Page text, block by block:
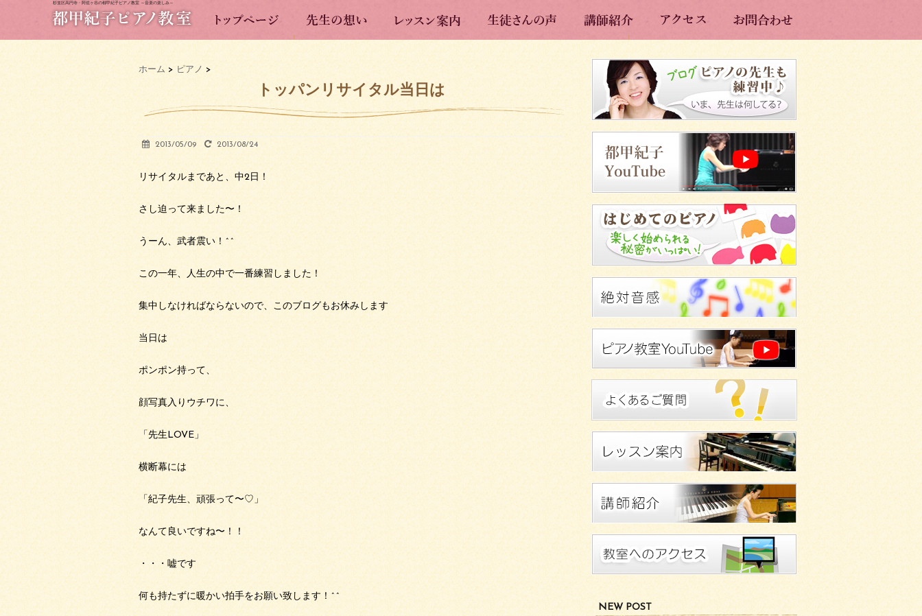
杉並区高円寺・阿佐ヶ谷の都甲紀子ピアノ教室 ～音楽の楽しみ～
ホーム > ピアノ >
トッパンリサイタル当日は
2013/05/09 2013/08/24
リサイタルまであと、中2日！
さし迫って来ました〜！
うーん、武者震い！^^
この一年、人生の中で一番練習しました！
集中しなければならないので、このブログもお休みします
当日は
ポンポン持って、
顔写真入りウチワに、
「先生LOVE」
横断幕には
「紀子先生、頑張って〜♡」
なんて良いですね〜！！
・・・嘘です
何も持たずに暖かい拍手をお願い致します！^^
NEW POST